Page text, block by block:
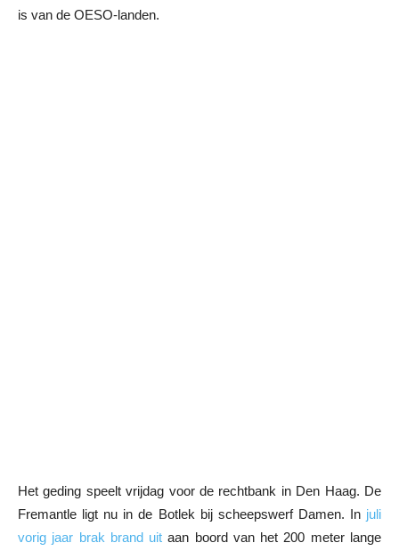
is van de OESO-landen.
Het geding speelt vrijdag voor de rechtbank in Den Haag. De
Fremantle ligt nu in de Botlek bij scheepswerf Damen. In juli
vorig jaar brak brand uit aan boord van het 200 meter lange